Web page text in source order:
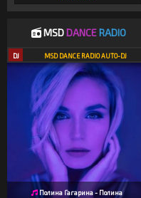
MSDDANCE RADIO
DJ MSD DANCE RADIO AUTO-DJ
Полина Гагарина - Полина